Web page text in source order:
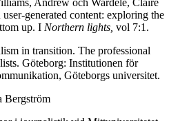
Andrew och Wardele, Claire
generated content: exploring the
up. I Northern lights, vol 7:1.
in transition. The professional
Göteborg: Institutionen för
Göteborgs universitet.
Bergström